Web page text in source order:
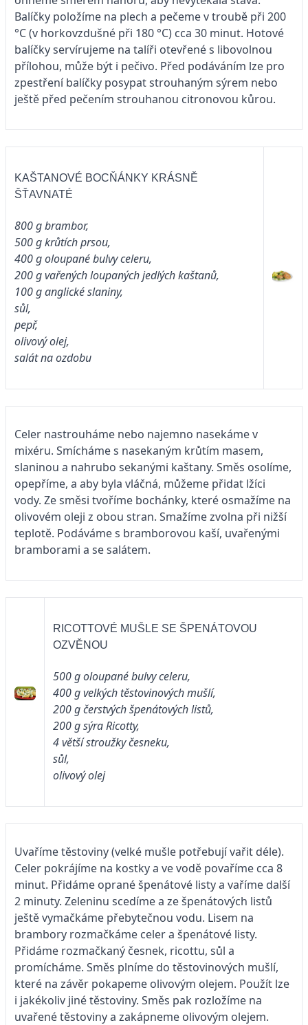
Balíčky položíme na plech a pečeme v troubě při 200
°C (v horkovzdušné při 180 °C) cca 30 minut. Hotové
balíčky servírujeme na talíři otevřené s libovolnou
přílohou, může být i pečivo. Před podáváním lze pro
zpestření balíčky posypat strouhaným sýrem nebo
ještě před pečením strouhanou citronovou kůrou.
KAŠTANOVÉ BOCŇÁNKY KRÁSNĚ
ŠŤAVNATÉ
800 g brambor,
500 g krůtích prsou,
400 g oloupané bulvy celeru,
200 g vařených loupaných jedlých kaštanů,
100 g anglické slaniny,
sůl,
pepř,
olivový olej,
salát na ozdobu
Celer nastrouháme nebo najemno nasekáme v
mixéru. Smícháme s nasekaným krůtím masem,
slaninou a nahrubo sekanými kaštany. Směs osolíme,
opepříme, a aby byla vláčná, můžeme přidat lžíci
vody. Ze směsi tvoříme bochánky, které osmažíme na
olivovém oleji z obou stran. Smažíme zvolna při nižší
teplotě. Podáváme s bramborovou kaší, uvařenými
bramborami a se salátem.
RICOTTOVÉ MUŠLE SE ŠPENÁTOVOU
OZVĚNOU
500 g oloupané bulvy celeru,
400 g velkých těstovinových mušlí,
200 g čerstvých špenátových listů,
200 g sýra Ricotty,
4 větší stroužky česneku,
sůl,
olivový olej
Uvaříme těstoviny (velké mušle potřebují vařit déle).
Celer pokrájíme na kostky a ve vodě povaříme cca 8
minut. Přidáme oprané špenátové listy a vaříme další
2 minuty. Zeleninu scedíme a ze špenátových listů
ještě vymačkáme přebytečnou vodu. Lisem na
brambory rozmačkáme celer a špenátové listy.
Přidáme rozmačkaný česnek, ricottu, sůl a
promícháme. Směs plníme do těstovinových mušlí,
které na závěr pokapeme olivovým olejem. Použít lze
i jakékoliv jiné těstoviny. Směs pak rozložíme na
uvařené těstoviny a zakápneme olivovým olejem.